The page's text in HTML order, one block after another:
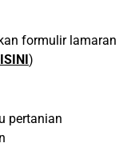
formulir lamaran
)
pertanian